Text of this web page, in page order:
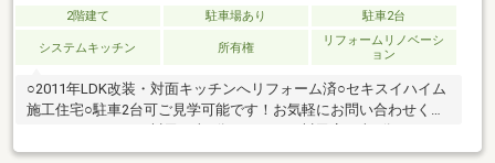
2階建て 駐車場あり 駐車2台
システムキッチン 所有権
リフォームリノベーシ
ョン
○2011年LDK改装・対面キッチンへリフォーム済○セキスイハイム
施工住宅○駐車2台可ご見学可能です！お気軽にお問い合わせくだ
ソン安浦安登店 車3分＊安浦中学校 車10分＊安登小学校 徒